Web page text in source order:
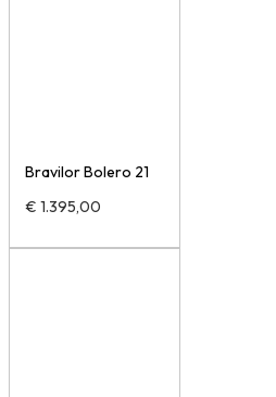
Bravilor Bolero 21
€ 1.395,00